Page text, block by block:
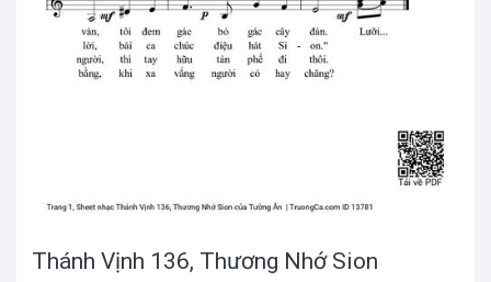
Thánh Vịnh 136, Thương Nhớ Sion